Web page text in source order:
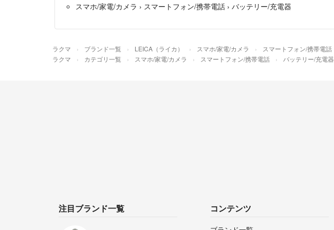
スマホ/家電/カメラ › スマートフォン/携帯電話 › バッテリー/充電器
ラクマ ブランド一覧 LEICA（ライカ） スマホ/家電/カメラ スマートフォン/携帯電話
ラクマ カテゴリ一覧 スマホ/家電/カメラ スマートフォン/携帯電話 バッテリー/充電器
注目ブランド一覧 コンテンツ